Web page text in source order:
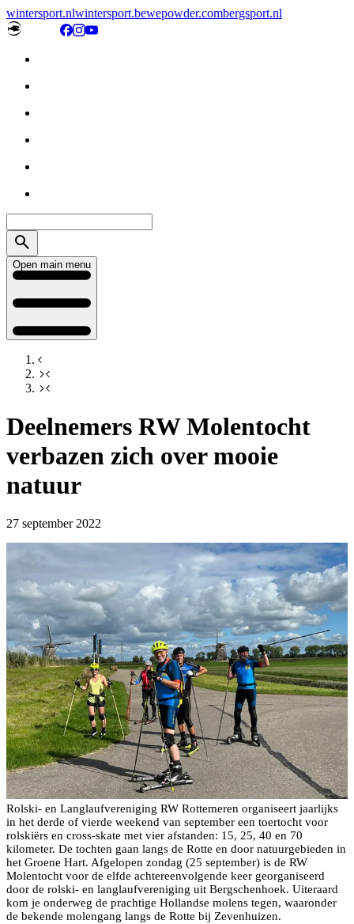
wintersport.nlwintersport.bewepowder.combergsport.nl
Open main menu
Deelnemers RW Molentocht
verbazen zich over mooie
natuur
27 september 2022
Rolski- en Langlaufvereniging RW Rottemeren organiseert jaarlijks
in het derde of vierde weekend van september een toertocht voor
rolskiërs en cross-skate met vier afstanden: 15, 25, 40 en 70
kilometer. De tochten gaan langs de Rotte en door natuurgebieden in
het Groene Hart. Afgelopen zondag (25 september) is de RW
Molentocht voor de elfde achtereenvolgende keer georganiseerd
door de rolski- en langlaufvereniging uit Bergschenhoek. Uiteraard
kom je onderweg de prachtige Hollandse molens tegen, waaronder
de bekende molengang langs de Rotte bij Zevenhuizen.